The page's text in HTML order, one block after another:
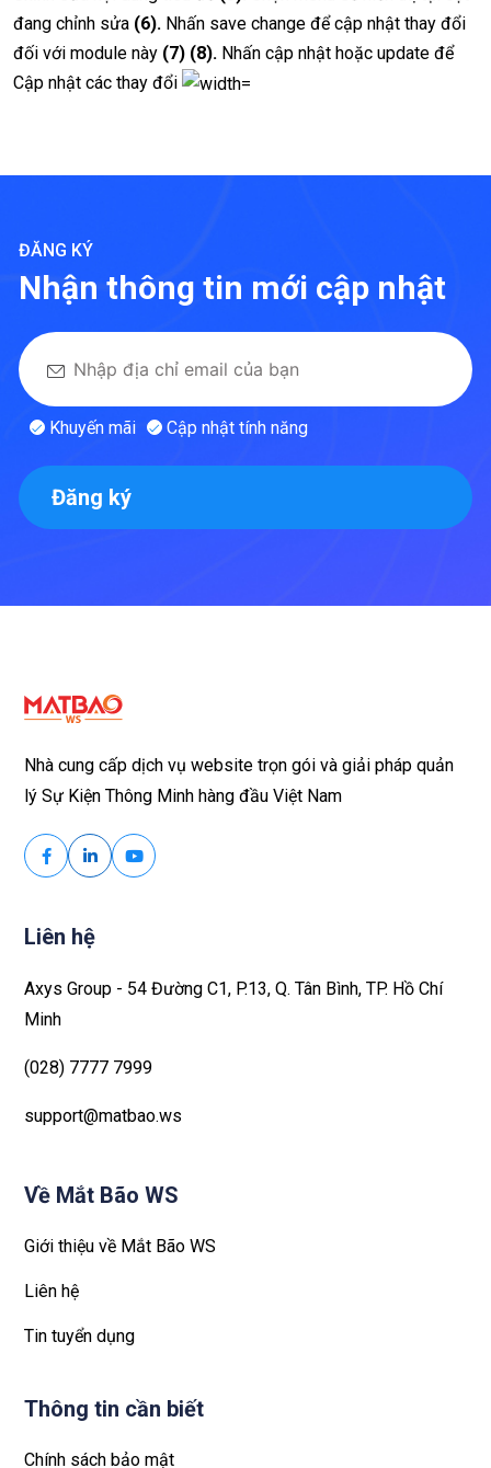
đang chỉnh sửa (6). Nhấn save change để cập nhật thay đổi
đối với module này (7) (8). Nhấn cập nhật hoặc update để
Cập nhật các thay đổi
ĐĂNG KÝ
Nhận thông tin mới cập nhật
Khuyến mãi Cập nhật tính năng
Đăng ký
Nhà cung cấp dịch vụ website trọn gói và giải pháp quản
lý Sự Kiện Thông Minh hàng đầu Việt Nam
Liên hệ
Axys Group - 54 Đường C1, P.13, Q. Tân Bình, TP. Hồ Chí
Minh
(028) 7777 7999
support@matbao.ws
Về Mắt Bão WS
Giới thiệu về Mắt Bão WS
Liên hệ
Tin tuyển dụng
Thông tin cần biết
Chính sách bảo mật